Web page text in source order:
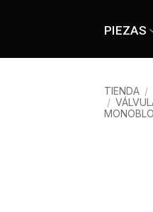
PIEZAS
TIENDA /
/